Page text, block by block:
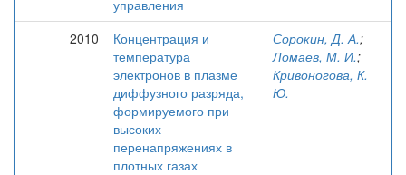
управления
2010
Концентрация и
температура
электронов в плазме
диффузного разряда,
формируемого при
высоких
перенапряжениях в
плотных газах
Сорокин, Д. А.;
Ломаев, М. И.;
Кривоногова, К.
Ю.